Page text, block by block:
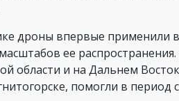
дроны впервые применили
ее
области и на Дальнем
помогли в период